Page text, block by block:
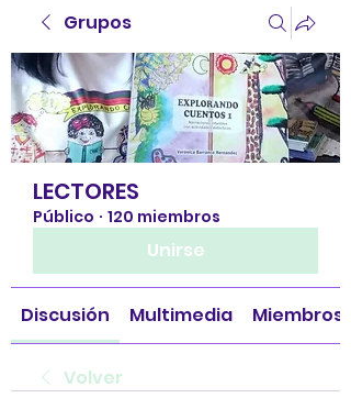
Grupos
LECTORES
Público · 120 miembros
Unirse
Discusión Multimedia Miembros
Volver